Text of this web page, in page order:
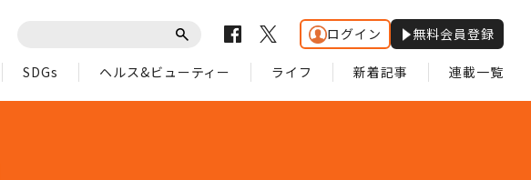
ログイン 無料会員登録
SDGs ヘルス&ビューティー ライフ 新着記事 連載一覧